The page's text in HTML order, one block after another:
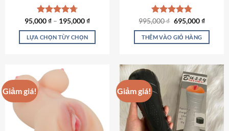
Được xếp
hạng4.70
5 sao
95,000₫ – 195,000₫
LỰA CHỌN TÙY CHỌN
này
nhiều
biến
thể.
Được xếp
hạng4.80
5 sao
995,000₫ Giá
là:
995,000 ₫.
695,000₫Giá
tại
THÊM VÀO GIỎ HÀNG
Giảm giá! Giảm giá!